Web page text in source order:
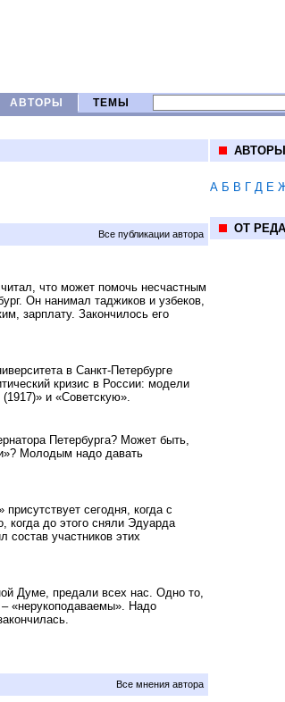
АВТОРЫ ТЕМЫ
Все публикации автора
что может помочь несчастным
Он нанимал таджиков и узбеков,
зарплату. Закончилось его
в Санкт-Петербурге
кризис в России: модели
и «Советскую».
Петербурга? Может быть,
Молодым надо давать
сегодня, когда с
когда до этого сняли Эдуарда
участников этих
Думе, предали всех нас. Одно то,
«нерукоподаваемы». Надо
Все мнения автора
АВТОРЫ
А Б В Г Д Е
ОТ